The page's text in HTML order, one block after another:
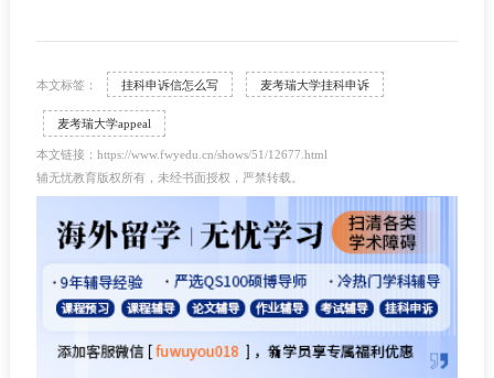
本文标签： 挂科申诉信怎么写 麦考瑞大学挂科申诉
麦考瑞大学appeal
本文链接：https://www.fwyedu.cn/shows/51/12677.html
辅无忧教育版权所有，未经书面授权，严禁转载。